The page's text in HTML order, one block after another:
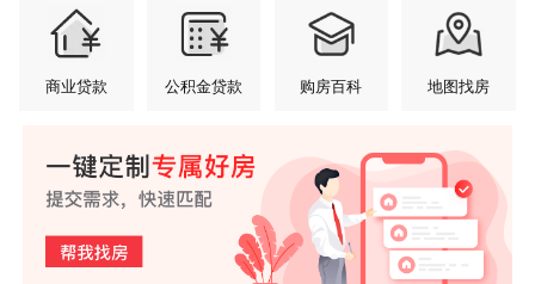
商业贷款 公积金贷款 购房百科 地图找房